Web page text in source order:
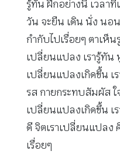
รู้ทัน ฝึกอย่างนี้ เวลา
วัน จะยืน เดิน นั่ง นอ
กำกับไปเรื่อยๆ ตาเห็น
เปลี่ยนแปลง เรารู้ทัน
เปลี่ยนแปลงเกิดขึ้น เ
รส กายกระทบสัมผัส
เปลี่ยนแปลงเกิดขึ้น เ
ดี จิตเราเปลี่ยนแปลง
เรื่อยๆ